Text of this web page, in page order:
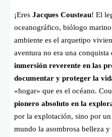
¡Eres Jacques Cousteau! El
oceanográfico, biólogo
ambiente es el arquetipo
aventura no era una
inmersión reverente en las
documentar y proteger la
«hogar» que es el océano.
pionero absoluto en la
por la explotación, sino por un
mundo la asombrosa belleza